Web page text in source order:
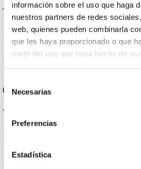
información sobre el uso que haga
nuestros partners de redes
web, quienes pueden combinarla
que les haya proporcionado o que
partir del uso que haya hecho de
de Necesarias
Preferencias
Estadística
Temperatura de cor
CRI Índice de repr. cromática
Carcaça e Acabamento
Intensidade (A)
Cor do corpo